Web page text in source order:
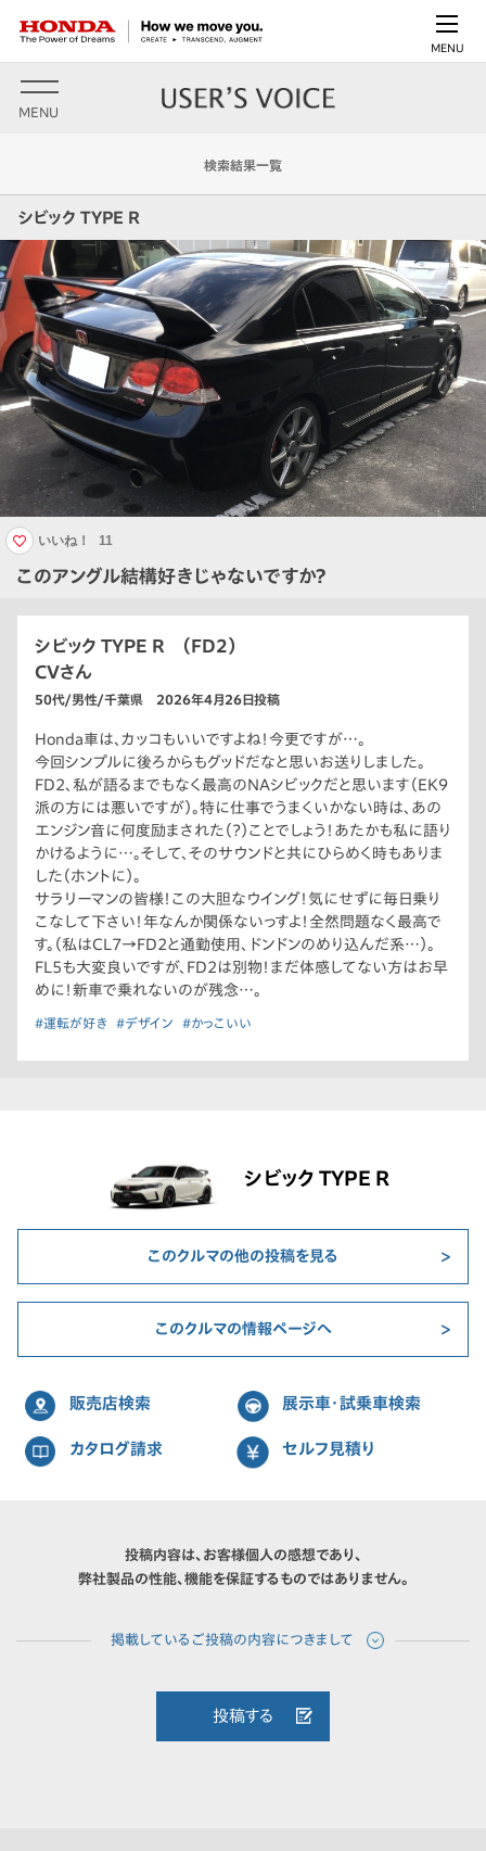
MENU
MENU
検索結果一覧
シビック TYPE R
このアングル結構好きじゃないですか？
いいね！ 11
シビック TYPE R （FD2）
CVさん
50代/男性/千葉県 2026年4月26日投稿
Honda車は、カッコもいいですよね！今更ですが…。
今回シンプルに後ろからもグッドだなと思いお送りしました。
FD2、私が語るまでもなく最高のNAシビックだと思います（EK9
派の方には悪いですが）。特に仕事でうまくいかない時は、あの
エンジン音に何度励まされた（？）ことでしょう！あたかも私に語り
かけるように…。そして、そのサウンドと共にひらめく時もありま
した（ホントに）。
サラリーマンの皆様！この大胆なウイング！気にせずに毎日乗り
こなして下さい！年なんか関係ないっすよ！全然問題なく最高で
す。（私はCL7→FD2と通勤使用、ドンドンのめり込んだ系…）。
FL5も大変良いですが、FD2は別物！まだ体感してない方はお早
めに！新車で乗れないのが残念…。
#運転が好き #デザイン #かっこいい
シビック TYPE R
このクルマの他の投稿を見る
このクルマの情報ページへ
販売店検索 展示車・試乗車検索
カタログ請求 セルフ見積り
投稿内容は、お客様個人の感想であり、
弊社製品の性能、機能を保証するものではありません。
投稿する